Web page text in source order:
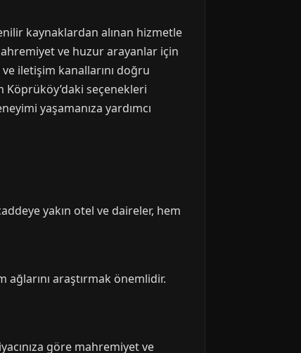
kaynaklardan alınan hizmetle
ve huzur arayanlar için
iletişim kanallarını doğru
seçenekleri
yaşamanıza yardımcı
yakın otel ve daireler, hem
araştırmak önemlidir.
göre mahremiyet ve